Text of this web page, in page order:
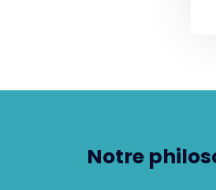
Notre